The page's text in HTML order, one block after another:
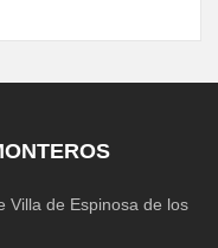
Villa de Espinosa de los